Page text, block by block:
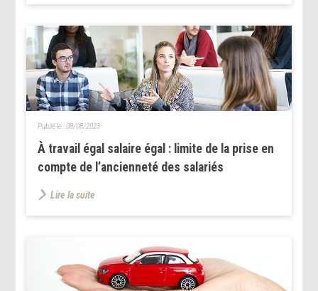
À travail égal salaire égal : limite de la prise en
compte de l’ancienneté des salariés
Publié le :08/08/2023
Lire la suite